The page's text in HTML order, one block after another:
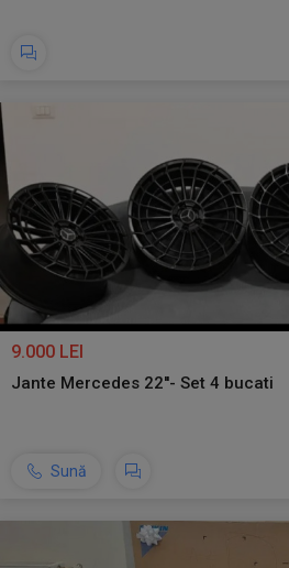
9.000 LEI
Jante Mercedes 22''- Set 4 bucati
Sună